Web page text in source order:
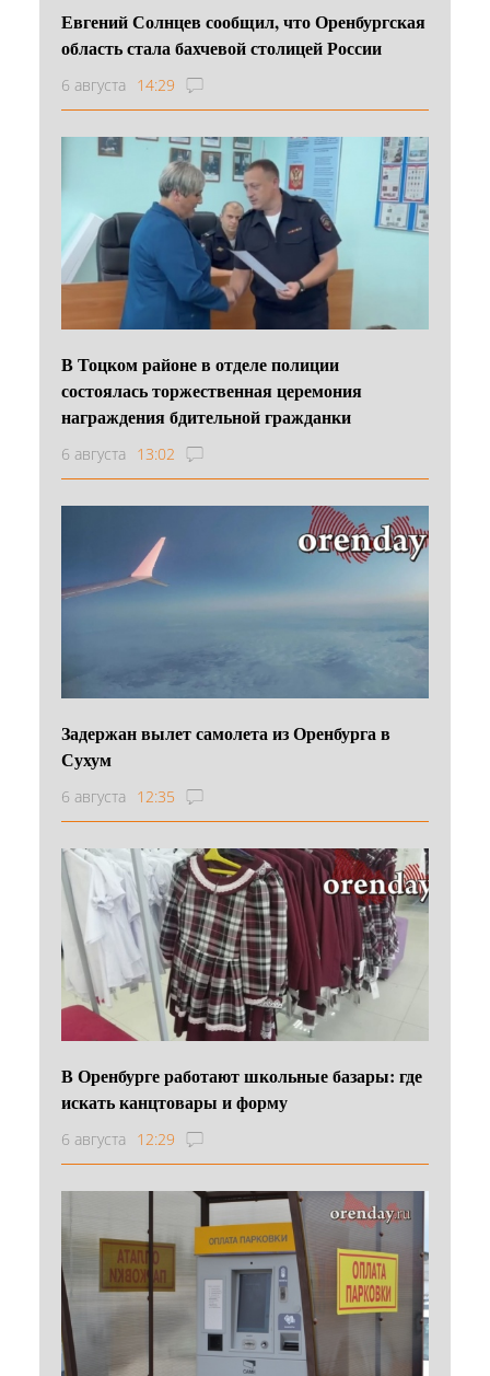
Евгений Солнцев сообщил, что Оренбургская
область стала бахчевой столицей России
6 августа 14:29
В Тоцком районе в отделе полиции
состоялась торжественная церемония
награждения бдительной гражданки
6 августа 13:02
Задержан вылет самолета из Оренбурга в
Сухум
6 августа 12:35
В Оренбурге работают школьные базары: где
искать канцтовары и форму
6 августа 12:29